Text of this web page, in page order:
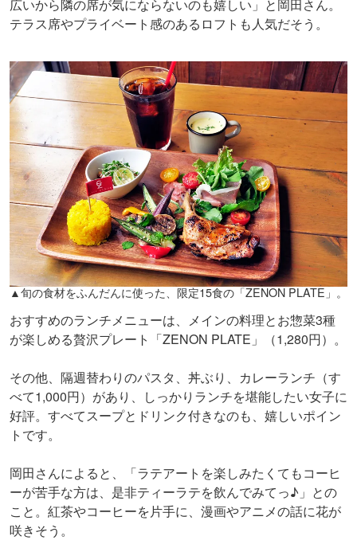
広いから隣の席が気にならないのも嬉しい」と岡田さん。
テラス席やプライベート感のあるロフトも人気だそう。
▲旬の食材をふんだんに使った、限定15食の「ZENON PLATE」。
おすすめのランチメニューは、メインの料理とお惣菜3種
が楽しめる贅沢プレート「ZENON PLATE」（1,280円）。
その他、隔週替わりのパスタ、丼ぶり、カレーランチ（す
べて1,000円）があり、しっかりランチを堪能したい女子に
好評。すべてスープとドリンク付きなのも、嬉しいポイン
トです。
岡田さんによると、「ラテアートを楽しみたくてもコーヒ
ーが苦手な方は、是非ティーラテを飲んでみてっ♪」との
こと。紅茶やコーヒーを片手に、漫画やアニメの話に花が
咲きそう。